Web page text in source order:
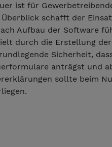
ist für
schafft der
Aufbau der Software
durch die Erstellung
Sicherheit,
anträgst und
sollte beim